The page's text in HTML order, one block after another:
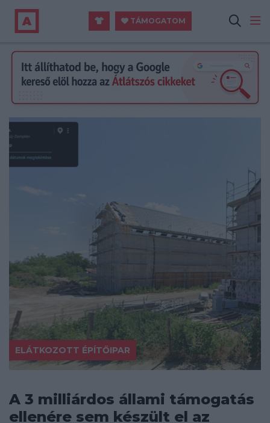
TÁMOGATOM
ELÁTKOZOTT ÉPÍTŐIPAR
A 3 milliárdos állami támogatás
ellenére sem készült el az